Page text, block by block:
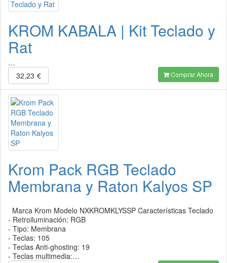
KROM KABALA | Kit Teclado y
Rat
…
32,23 € Comprar Ahora
Krom Pack RGB Teclado
Membrana y Raton Kalyos SP
Marca Krom Modelo NXKROMKLYSSP Características Teclado
- Retroiluminación: RGB
- Tipo: Membrana
- Teclas: 105
- Teclas Anti-ghosting: 19
- Teclas multimedia:…